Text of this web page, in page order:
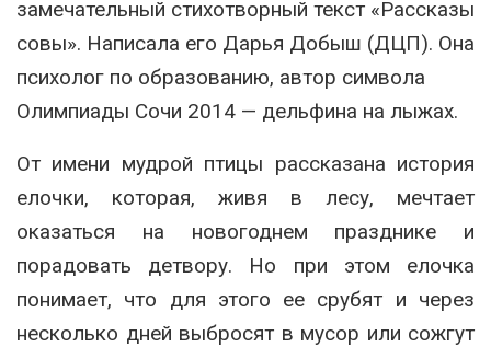
замечательный стихотворный текст «Рассказы
совы». Написала его Дарья Добыш (ДЦП). Она
психолог по образованию, автор символа
Олимпиады Сочи 2014 — дельфина на лыжах.
От имени мудрой птицы рассказана история
елочки, которая, живя в лесу, мечтает
оказаться на новогоднем празднике и
порадовать детвору. Но при этом елочка
понимает, что для этого ее срубят и через
несколько дней выбросят в мусор или сожгут